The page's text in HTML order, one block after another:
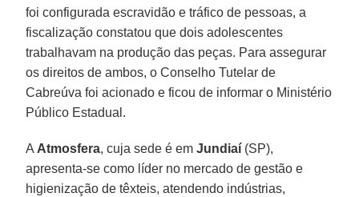
foi configurada escravidão e tráfico de pessoas, a
fiscalização constatou que dois adolescentes
trabalhavam na produção das peças. Para assegurar
os direitos de ambos, o Conselho Tutelar de
Cabreúva foi acionado e ficou de informar o Ministério
Público Estadual.
A Atmosfera, cuja sede é emJundiaí (SP),
apresenta-se como líder no mercado de gestão e
higienização de têxteis, atendendo indústrias,